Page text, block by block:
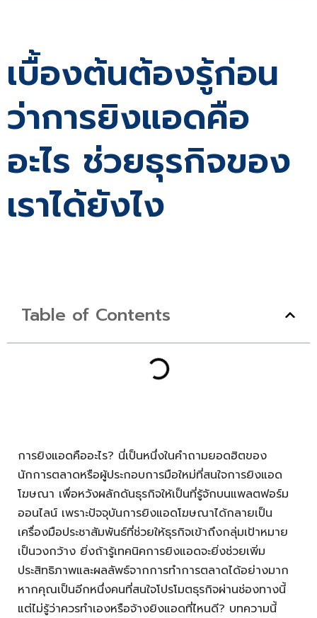
เบื้องต้นต้องรู้ก่อน
ว่าการยิงแอดคือ
อะไร ช่วยธุรกิจของ
เราได้ยังไง
Table of Contents
การยิงแอดคืออะไร? นี่เป็นหนึ่งในคำถามยอดฮิตของ
นักการตลาดหรือผู้ประกอบการมือใหม่ที่สนใจการยิงแอด
โฆษณา เพื่อหวังผลักดันธุรกิจให้เป็นที่รู้จักบนแพลตฟอร์ม
ออนไลน์ เพราะปัจจุบันการยิงแอดโฆษณาได้กลายเป็น
เครื่องมือประชาสัมพันธ์ที่ช่วยให้ธุรกิจเข้าถึงกลุ่มเป้าหมาย
เป็นวงกว้าง ยิ่งถ้ารู้เทคนิคการยิงแอดจะยิ่งช่วยเพิ่ม
ประสิทธิภาพและผลลัพธ์จากการทำการตลาดได้อย่างมาก
หากคุณเป็นอีกหนึ่งคนที่สนใจโปรโมตธุรกิจผ่านช่องทางนี้
แต่ไม่รู้ว่าควรทำเองหรือจ้างยิงแอดที่ไหนดี? บทความนี้